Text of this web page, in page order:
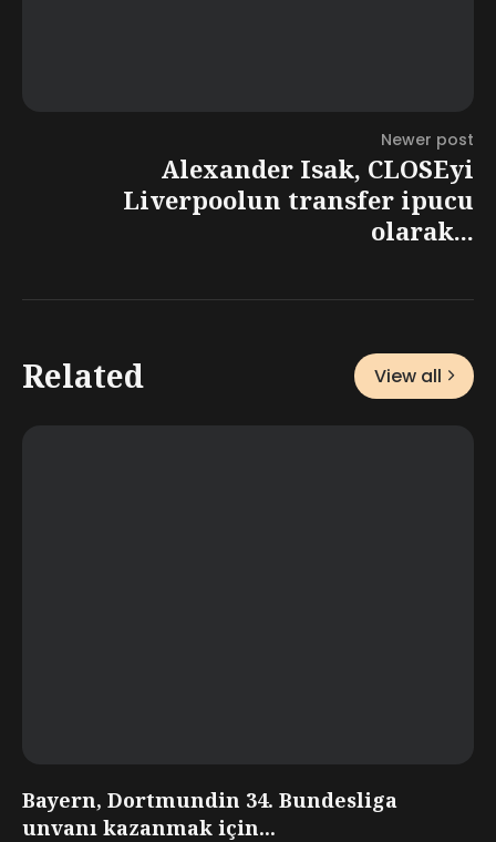
Newer post
Alexander Isak, CLOSEyi
Liverpoolun transfer ipucu
olarak...
Related View all
Bayern, Dortmundin 34. Bundesliga
unvanı kazanmak için...